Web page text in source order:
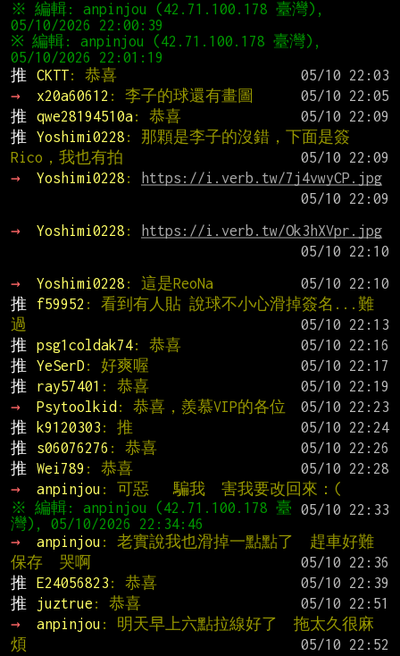
※ 編輯: anpinjou (42.71.100.178 臺灣),
05/10/2026 22:00:39
※ 編輯: anpinjou (42.71.100.178 臺灣),
05/10/2026 22:01:19
推
CKTT: 恭喜
→
x20a60612 : 李子的球還有畫圖
推
qwe28194510a: 恭喜
推
Yoshimi0228 : 那顆是李子的沒錯，下面是簽
Rico，我也有拍
→
Yoshimi0228 :
https://i.verb.tw/7j4vwyCP.jpg
→
Yoshimi0228 :
https://i.verb.tw/Ok3hXVpr.jpg
→
Yoshimi0228 : 這是ReoNa
推
f59952 : 看到有人貼 說球不小心滑掉簽名...難
過
推
psg1coldak74: 恭喜
推
YeSerD : 好爽喔
推
ray57401 : 恭喜
→
Psytoolkid : 恭喜，羨慕VIP的各位
推
k9120303 : 推
推
s06076276 : 恭喜
推
Wei789 : 恭喜
→
anpinjou : 可惡   騙我  害我要改回來：(
※ 編輯: anpinjou (42.71.100.178 臺
→
anpinjou : 老實說我也滑掉一點點了  趕車好難
保存  哭啊
推
E24056823 : 恭喜
推
juztrue : 恭喜
→
anpinjou : 明天早上六點拉線好了  拖太久很麻
煩